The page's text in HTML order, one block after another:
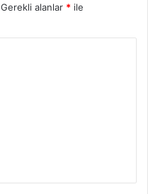
Gerekli alanlar * ile